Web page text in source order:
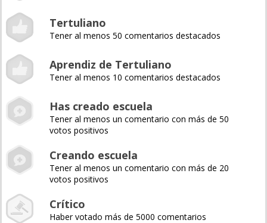
Tertuliano
Tener al menos 50 comentarios destacados
Aprendiz de Tertuliano
Tener al menos 10 comentarios destacados
Has creado escuela
Tener al menos un comentario con más de 50
votos positivos
Creando escuela
Tener al menos un comentario con más de 20
votos positivos
Crítico
Haber votado más de 5000 comentarios